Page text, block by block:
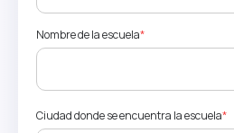
Nombre de la escuela*
Ciudad donde se encuentra la escuela*